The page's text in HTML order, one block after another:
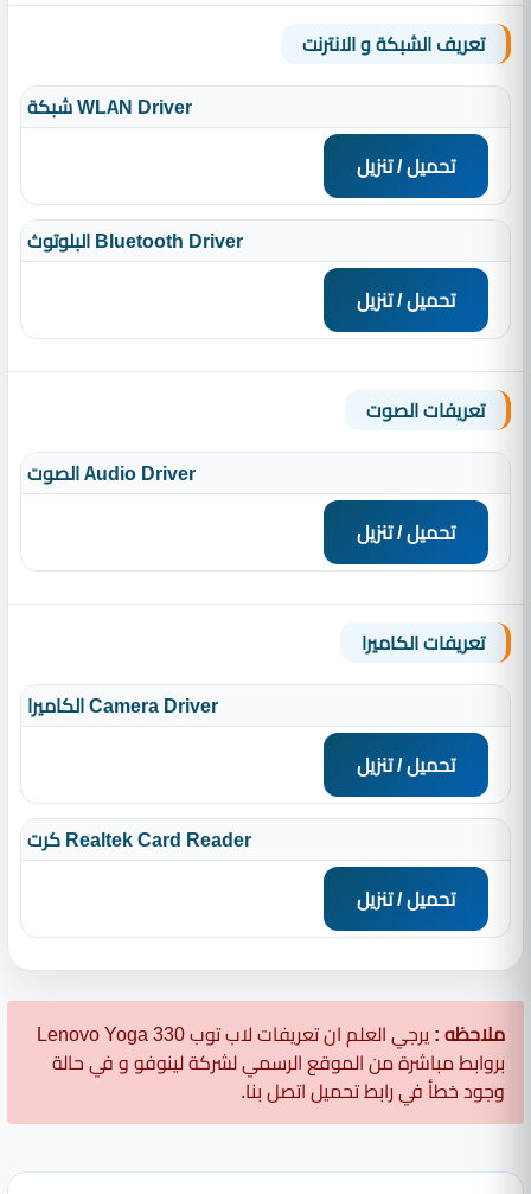
تعريف الشبكة و الانترنت
شبكة WLAN Driver
تحميل / تنزيل
البلوتوث Bluetooth Driver
تحميل / تنزيل
تعريفات الصوت
الصوت Audio Driver
تحميل / تنزيل
تعريفات الكاميرا
الكاميرا Camera Driver
تحميل / تنزيل
كرت Realtek Card Reader
تحميل / تنزيل
ملاحظه :
يرجي العلم ان تعريفات لاب توب Lenovo Yoga 330
بروابط مباشرة من الموقع الرسمي لشركة لينوفو و في حالة
وجود خطأ في رابط تحميل اتصل بنا.